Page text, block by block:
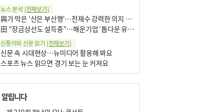
뉴스 분석 [전체보기]
與가 막은 ‘산은 부산행’…전재수 강력한 의지 표명 없인 공염불
田 “장금상선도 설득중”…해운기업 ‘톱다운 유치전’ 가속
신통이의 신문 읽기 [전체보기]
신문 속 시대현상…뉴미디어 활용해 봐요
스포츠 뉴스 읽으면 경기 보는 눈 커져요
구·군 승진 축하화분 관행 없애자니 소상공인 울상
알립니다